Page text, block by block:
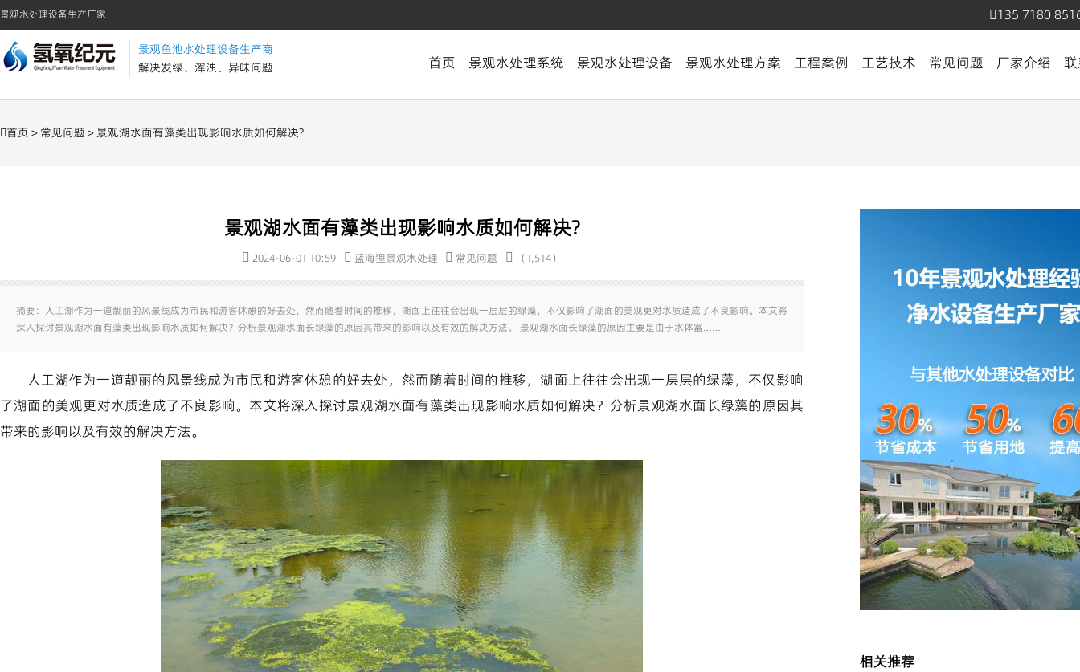
景观水处理设备生产厂家 135 7180
景观鱼池水处理设备生产商
解决发绿、浑浊、异味问题
首页 景观水处理系统 景观水处理设备 景观水处理方案 工程案例 工艺技术 常见问题 厂家介绍
首页 > 常见问题 > 景观湖水面有藻类出现影响水质如何解决?
景观湖水面有藻类出现影响水质如何解决?
2024-06-01 10:59 蓝海狸景观水处理 常见问题 （1,514）
摘要：人工湖作为一道靓丽的风景线成为市民和游客休憩的好去处，然而随着时间的推移，湖面上往往会出现一层层的绿藻，不仅影响了湖面的美观更对水质造成了不良影响。本文将
深入探讨景观湖水面有藻类出现影响水质如何解决？分析景观湖水面长绿藻的原因其带来的影响以及有效的解决方法。 景观湖水面长绿藻的原因主要是由于水体富……
人工湖作为一道靓丽的风景线成为市民和游客休憩的好去处，然而随着时间的推移，湖面上往往会出现一层层的绿藻，不仅影响
了湖面的美观更对水质造成了不良影响。本文将深入探讨景观湖水面有藻类出现影响水质如何解决？分析景观湖水面长绿藻的原因其
带来的影响以及有效的解决方法。
相关推荐